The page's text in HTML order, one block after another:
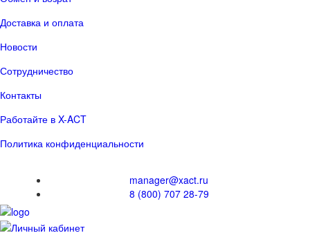
Доставка и оплата
Новости
Сотрудничество
Контакты
Работайте в X-ACT
Политика конфиденциальности
manager@xact.ru
8 (800) 707 28-79